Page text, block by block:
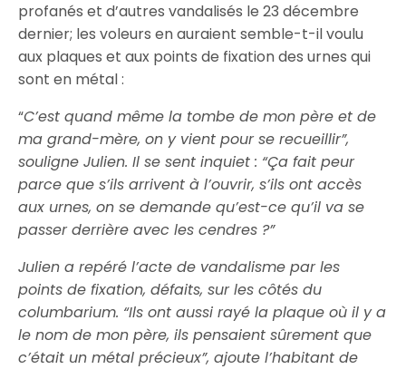
profanés et d’autres vandalisés le 23 décembre
dernier; les voleurs en auraient semble-t-il voulu
aux plaques et aux points de fixation des urnes qui
sont en métal :
“C’est quand même la tombe de mon père et de
ma grand-mère, on y vient pour se recueillir”,
souligne Julien. Il se sent inquiet : “Ça fait peur
parce que s’ils arrivent à l’ouvrir, s’ils ont accès
aux urnes, on se demande qu’est-ce qu’il va se
passer derrière avec les cendres ?”
Julien a repéré l’acte de vandalisme par les
points de fixation, défaits, sur les côtés du
columbarium. “Ils ont aussi rayé la plaque où il y a
le nom de mon père, ils pensaient sûrement que
c’était un métal précieux”, ajoute l’habitant de